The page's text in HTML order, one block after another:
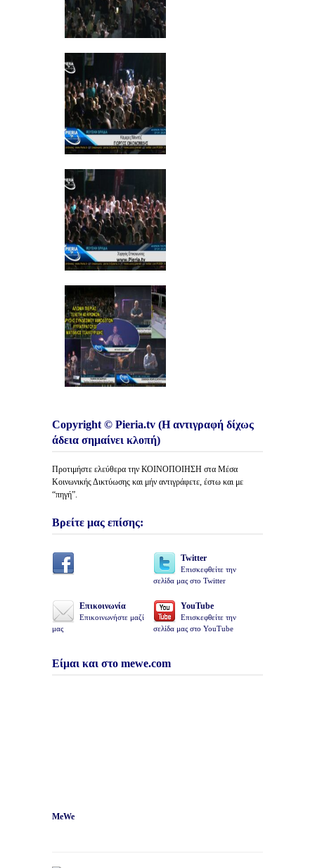
Copyright © Pieria.tv (Η αντιγραφή δίχως
άδεια σημαίνει κλοπή)
Προτιμήστε ελεύθερα την ΚΟΙΝΟΠΟΙΗΣΗ στα Μέσα
Κοινωνικής Δικτύωσης και μήν αντιγράφετε, έστω και με
“πηγή”.
Βρείτε μας επίσης:
Twitter
Επισκεφθείτε την
σελίδα μας στο Twitter
Επικοινωνία
Επικοινωνήστε μαζί
μας
YouTube
Επισκεφθείτε την
σελίδα μας στο YouTube
Είμαι και στο mewe.com
MeWe